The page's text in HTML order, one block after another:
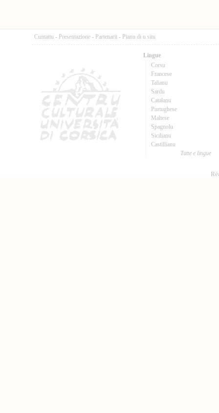
Cuntattu - Presentazione - Partenarii - Pianu di u situ
Lingue
Corsu
Francese
Talianu
Sardu
Catalanu
Purtughese
Maltese
Spagnolu
Sicilianu
Castillianu
Tutte e lingue